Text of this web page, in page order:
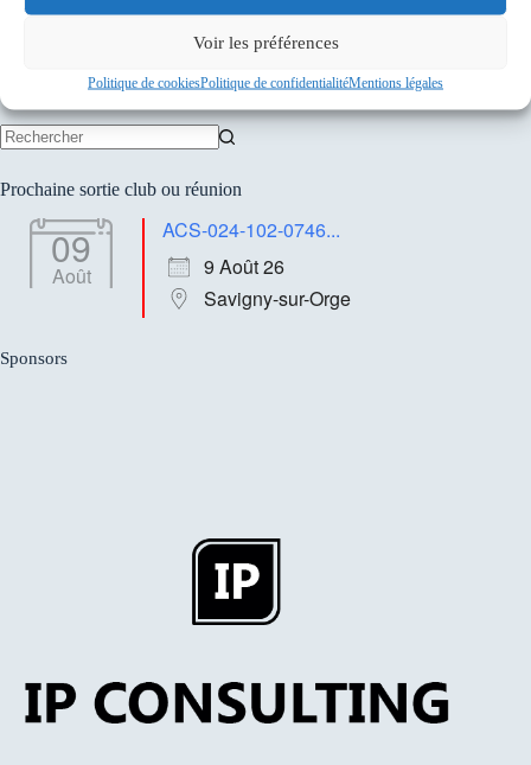
Voir les préférences
Politique de cookiesPolitique de confidentialitéMentions légales
PRÉCÉDENT SUIVANT
résultat
Prochaine sortie club ou réunion
09
Août
ACS-024-102-0746...
9 Août 26
Savigny-sur-Orge
Sponsors